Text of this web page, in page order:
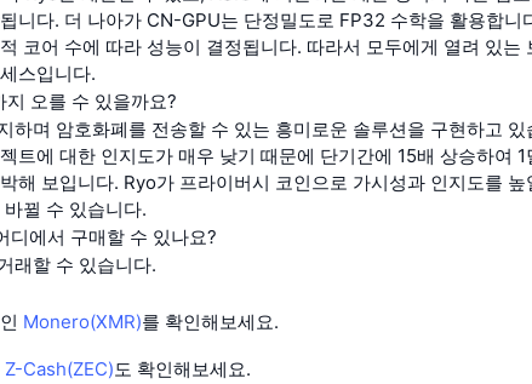
니다. 더 나아가 CN-GPU는 단정밀도로 FP32 수학을 활용합니
코어 수에 따라 성능이 결정됩니다. 따라서 모두에게 열려 있는
스입니다.
오를 수 있을까요?
하며 암호화폐를 전송할 수 있는 흥미로운 솔루션을 구현하고 있
트에 대한 인지도가 매우 낮기 때문에 단기간에 15배 상승하여 1
해 보입니다. Ryo가 프라이버시 코인으로 가시성과 인지도를 높
뀔 수 있습니다.
디에서 구매할 수 있나요?
래할 수 있습니다.
Monero(XMR)를 확인해보세요.
Z-Cash(ZEC)도 확인해보세요.